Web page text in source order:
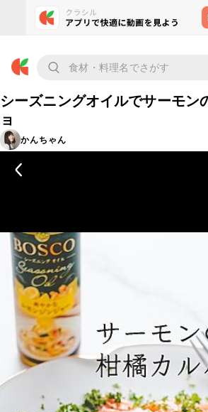
シーズニングオイルでサーモン
ョ
かんちゃん